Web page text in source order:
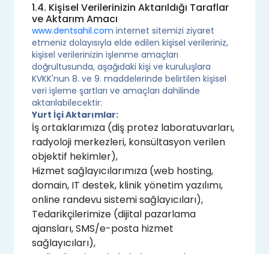
1.4. Kişisel Verilerinizin Aktarıldığı Taraflar
ve Aktarım Amacı
www.dentsahil.com internet sitemizi ziyaret
etmeniz dolayısıyla elde edilen kişisel verileriniz,
kişisel verilerinizin işlenme amaçları
doğrultusunda, aşağıdaki kişi ve kuruluşlara
KVKK'nun 8. ve 9. maddelerinde belirtilen kişisel
veri işleme şartları ve amaçları dahilinde
aktarılabilecektir:
Yurt İçi Aktarımlar:
İş ortaklarımıza (diş protez laboratuvarları,
radyoloji merkezleri, konsültasyon verilen
objektif hekimler),
Hizmet sağlayıcılarımıza (web hosting,
domain, IT destek, klinik yönetim yazılımı,
online randevu sistemi sağlayıcıları),
Tedarikçilerimize (dijital pazarlama
ajansları, SMS/e-posta hizmet
sağlayıcıları),